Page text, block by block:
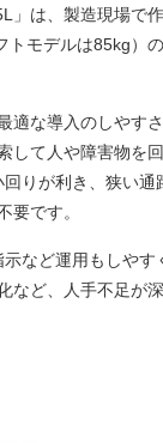
」は、製造現場で
トモデルは85kg）
適な導入のしやす
して人や障害物を
りが利き、狭い通
要です。
など運用もしやす
など、人手不足が